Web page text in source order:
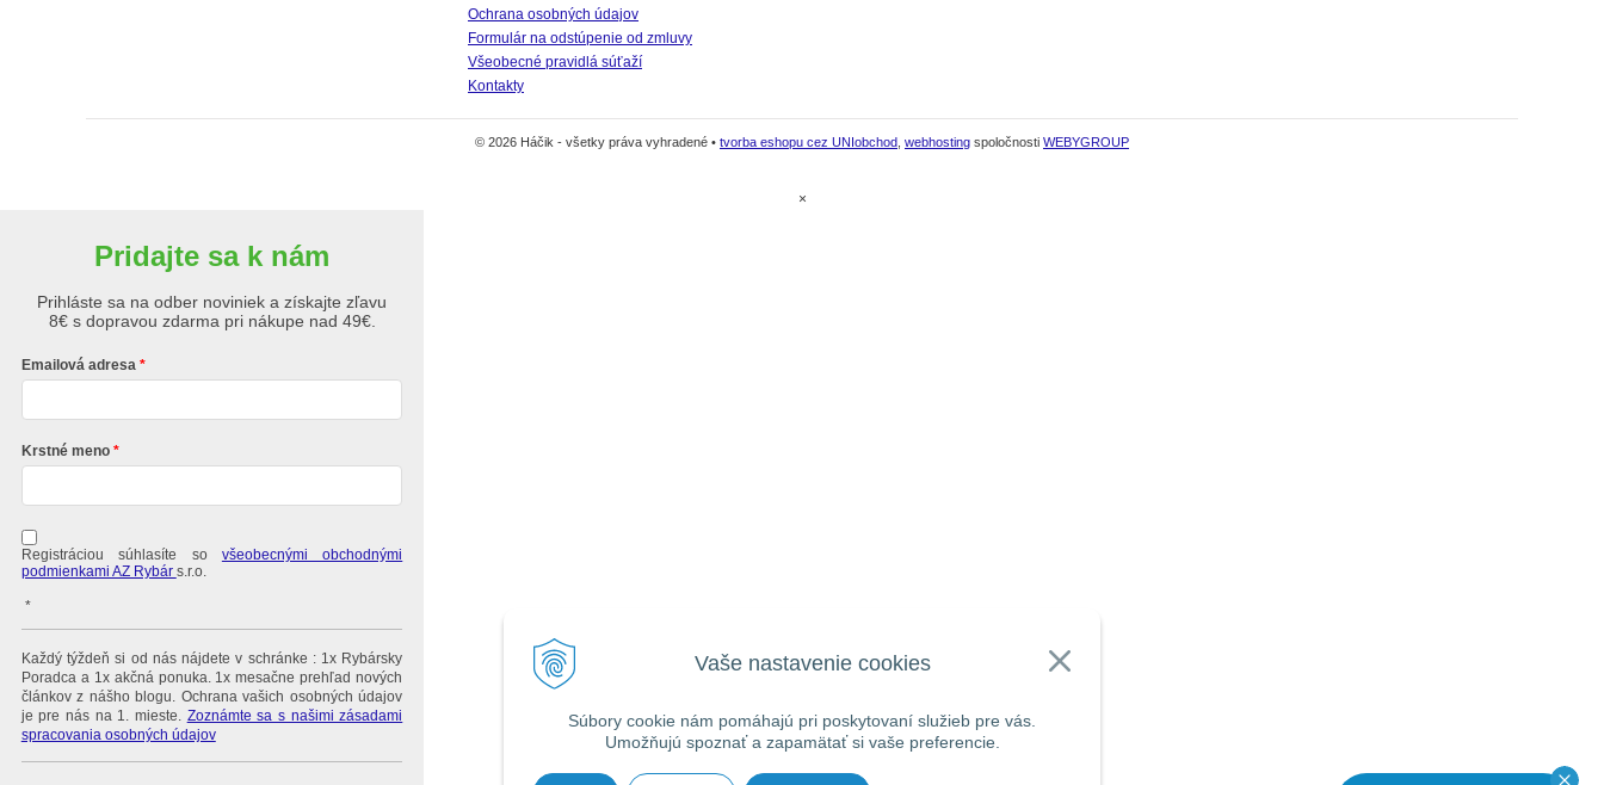
Vaše nastavenie cookies
Súbory cookie nám pomáhajú pri poskytovaní služieb pre vás.
Umožňujú spoznať a zapamätať si vaše preferencie.
Ochrana osobných údajov
Formulár na odstúpenie od zmluvy
Všeobecné pravidlá súťaží
Kontakty
© 2026 Háčik - všetky práva vyhradené • tvorba eshopu cez UNIobchod webhosting spoločnosti WEBYGROUP
×
Pridajte sa k nám
Prihláste sa na odber noviniek a získajte zľavu
8€ s dopravou zdarma pri nákupe nad 49€.
Emailová adresa
Krstné meno
Registráciou súhlasíte so všeobecnými obchodnými
podmienkami AZ Rybár s.r.o.
*
Každý týždeň si od nás nájdete v schránke : 1x Rybársky
Poradca a 1x akčná ponuka. 1x mesačne prehľad nových
článkov z nášho blogu. Ochrana vašich osobných údajov
je pre nás na 1. mieste. Zoznámte sa s našimi zásadami
spracovania osobných údajov